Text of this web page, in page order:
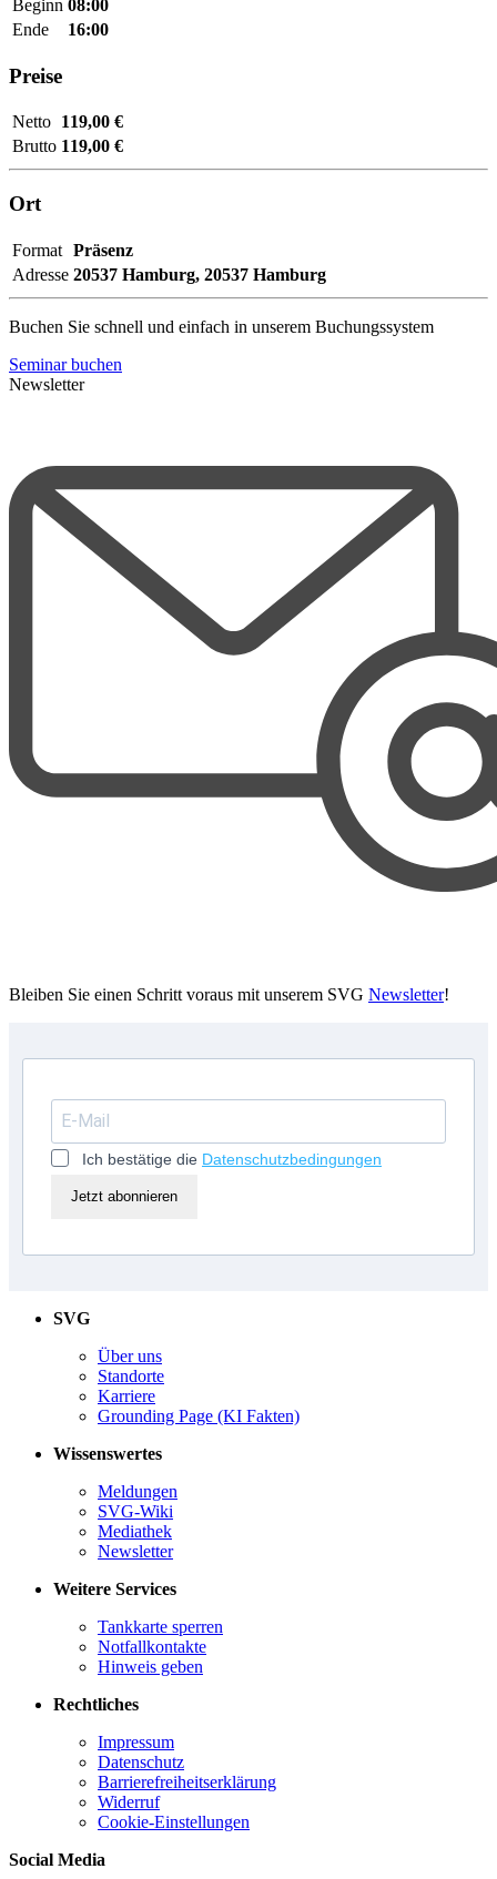
Beginn 08:00
Ende
16:00
Preise
Netto 119,00 €
Brutto 119,00 €
Ort
Format Präsenz
Adresse 20537 Hamburg, 20537 Hamburg
Buchen Sie schnell und einfach in unserem Buchungssystem
Seminar buchen
Newsletter
Bleiben Sie einen Schritt voraus mit unserem SVG Newsletter!
Ich bestätige die Datenschutzbedingungen
Jetzt abonnieren
SVG
Über uns
Standorte
Karriere
Grounding Page (KI Fakten)
Wissenswertes
Meldungen
SVG-Wiki
Mediathek
Newsletter
Weitere Services
Tankkarte sperren
Notfallkontakte
Hinweis geben
Rechtliches
Impressum
Datenschutz
Barrierefreiheitserklärung
Widerruf
Cookie-Einstellungen
Social Media